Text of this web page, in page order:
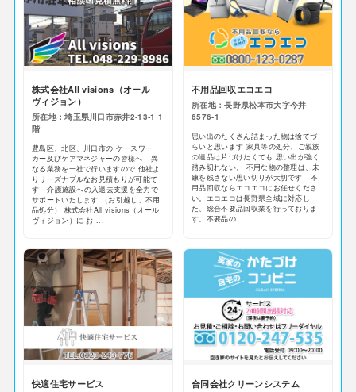
株式会社All visions（オール
ヴィジョン）
所在地：埼玉県川口市赤井2‐13‐1 1
階
豊島区、北区、川口市の ケースワー
カー及びケアマネジャーの皆様へ 異
なる業務を一社で行いますので 他社よ
りリーズナブルなお見積もりが可能で
す 介護施設への入退去支援を全力で
サポートいたします （お引越し、不用
品処分） 株式会社All visions（オール
ヴィジョン）に お ...
不用品回収エコエコ
所在地：長野県松本市大字今井
6576-1
思い出のたくさん詰まった物は捨てづ
らいと思います 家具等の処分、ご親族
の遺品は片づけたくても 思い出が強く
踏み切れない。 不用な物の整理は、未
練を残さない思い切りが大切です 不
用品回収ならエコエコにお任せくださ
い。エコエコは長野県全域に対応し
た、総合不要品回収業を行っておりま
す。不要品の ...
快適住宅サービス 合同会社クリーンシステム